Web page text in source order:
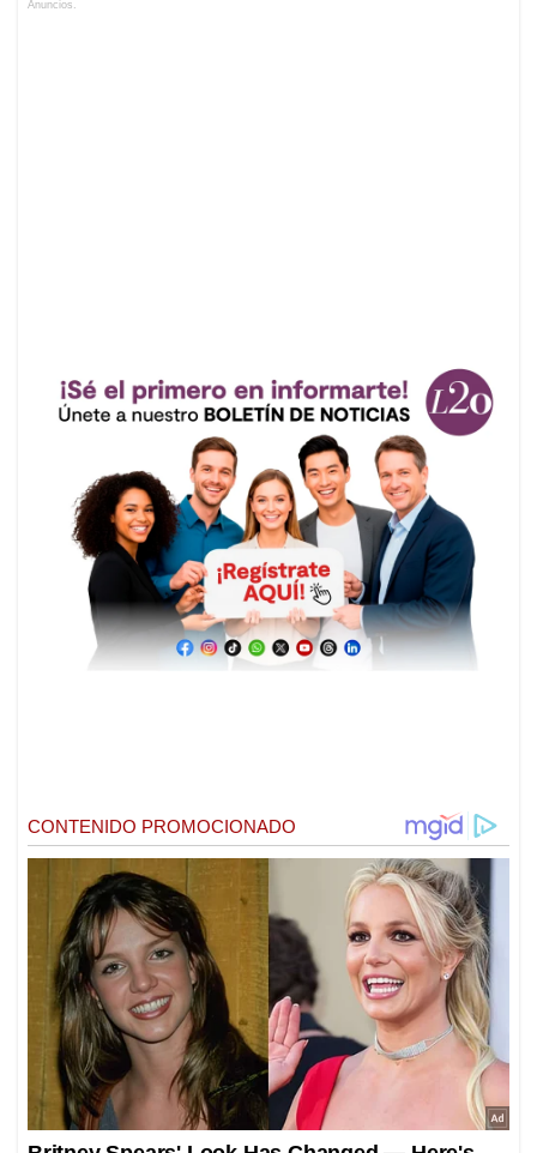
Anuncios.